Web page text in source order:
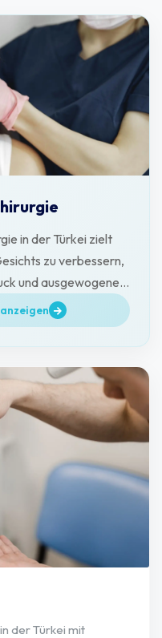
in der Türkei zielt
zu verbessern,
und ausgewogene
der Türkei mit